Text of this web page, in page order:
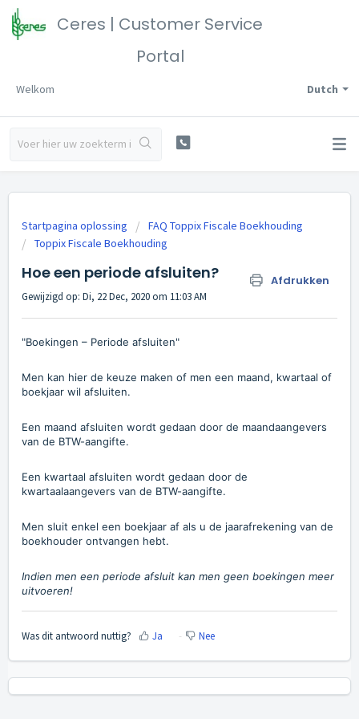
Ceres | Customer Service
Portal
Dutch
Welkom
Startpagina oplossing
FAQ Toppix Fiscale Boekhouding
Toppix Fiscale Boekhouding
Hoe een periode afsluiten? Afdrukken
Gewijzigd op: Di, 22 Dec, 2020 om 11:03 AM
"Boekingen – Periode afsluiten"
Men kan hier de keuze maken of men een maand, kwartaal of
boekjaar wil afsluiten.
Een maand afsluiten wordt gedaan door de maandaangevers
van de BTW-aangifte.
Een kwartaal afsluiten wordt gedaan door de
kwartaalaangevers van de BTW-aangifte.
Men sluit enkel een boekjaar af als u de jaarafrekening van de
boekhouder ontvangen hebt.
Indien men een periode afsluit kan men geen boekingen meer
uitvoeren!
Was dit antwoord nuttig? Ja Nee